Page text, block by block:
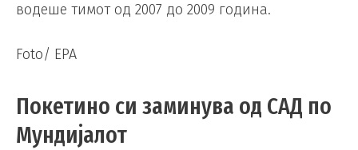
водеше тимот од 2007 до 2009 година.
Foto/ EPA
Покетино си заминува од САД по
Мундијалот